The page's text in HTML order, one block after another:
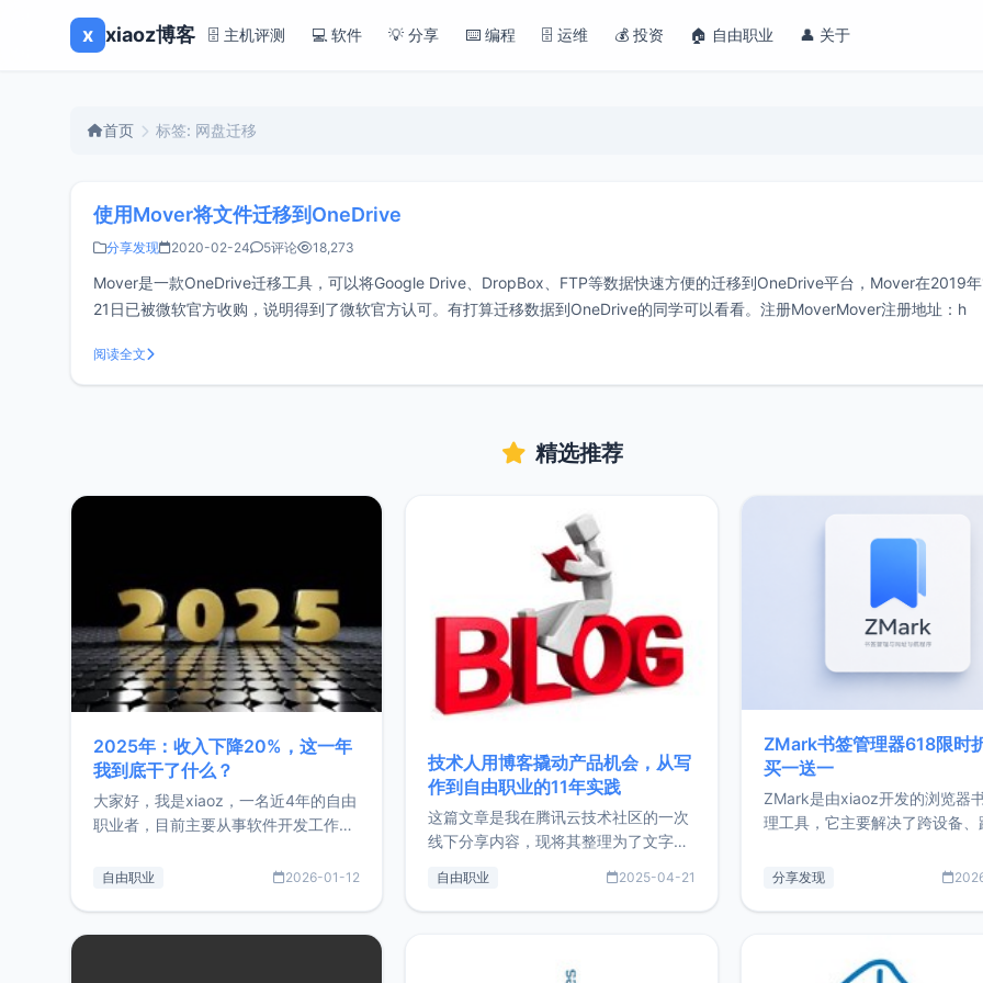
x xiaoz博客 🗄️ 主机评测 💻 软件 💡 分享 ⌨️ 编程 🗄️ 运维 💰 投资 🏠 自由职业 👤 关于
首页 标签: 网盘迁移
使用Mover将文件迁移到OneDrive
分享发现 2020-02-24 5评论 18,273
Mover是一款OneDrive迁移工具，可以将Google Drive、DropBox、FTP等数据快速方便的迁移到OneDrive平台，Mover在2019
21日已被微软官方收购，说明得到了微软官方认可。有打算迁移数据到OneDrive的同学可以看看。注册MoverMover注册地址：h
阅读全文
精选推荐
2025年：收入下降20%，这一年
我到底干了什么？
大家好，我是xiaoz，一名近4年的自由
职业者，目前主要从事软件开发工作。
的总结，内容主要包括：工作、学习、
自由职业 2026-01-12
技术人用博客撬动产品机会，从写
作到自由职业的11年实践
这篇文章是我在腾讯云技术社区的一次
线下分享内容，现将其整理为了文字
版，分享了写博客11年来的经历，以及
通过博客过渡到做产品和走向自由职业
的一个小故事。文中还首次公开了我的
自由职业 2025-04-21
ZMark书签管理器618限时
买一送一
ZMark是由xiaoz开发的浏览器
理工具，它主要解决了跨设备、
做到一处部署、随处访问。同
量级： 使用Bun + Hono.js
分享发现